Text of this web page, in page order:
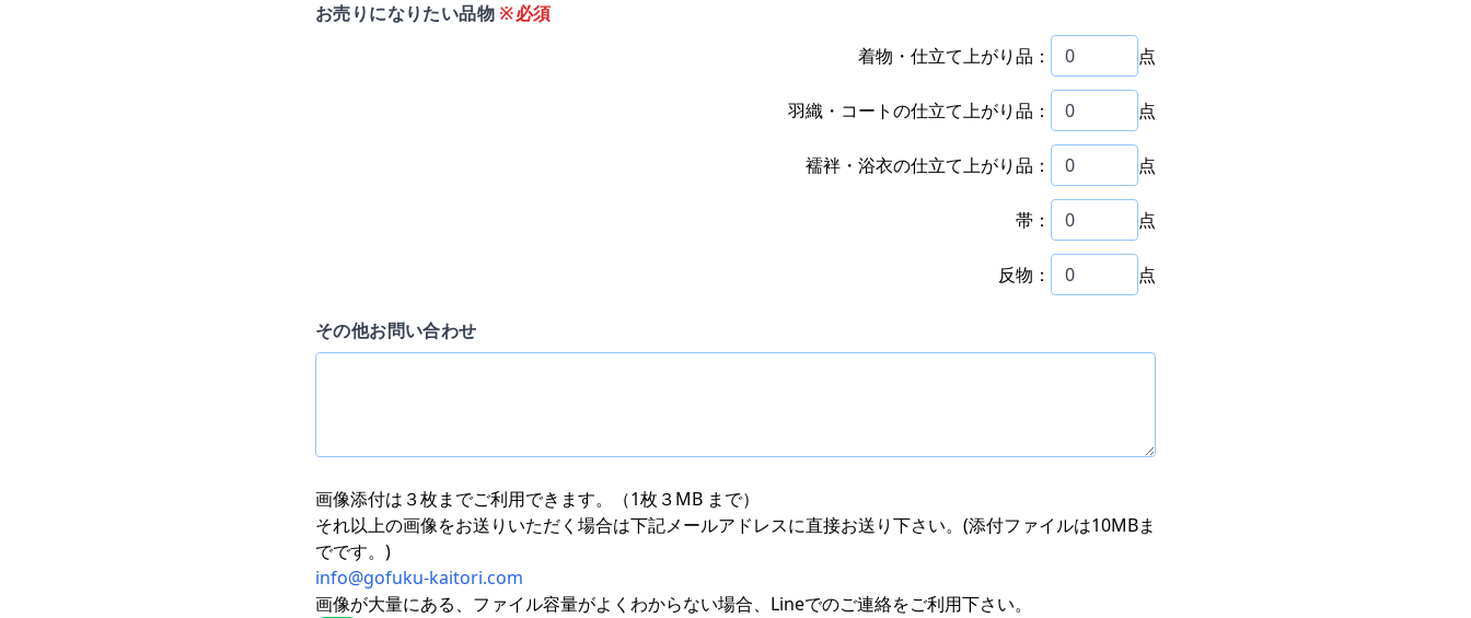
お売りになりたい品物 ※必須
着物・仕立て上がり品：
点
羽織・コートの仕立て上がり品： 点
襦袢・浴衣の仕立て上がり品： 点
帯： 点
反物： 点
その他お問い合わせ
画像添付は３枚までご利用できます。（1枚３MB まで）
それ以上の画像をお送りいただく場合は下記メールアドレスに直接お送り下さい。(添付ファイルは10MBま
でです。)
info@gofuku-kaitori.com
画像が大量にある、ファイル容量がよくわからない場合、Lineでのご連絡をご利用下さい。